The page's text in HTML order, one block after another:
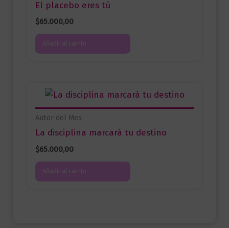
El placebo eres tú
$65.000,00
Añadir al carrito
Autor del Mes
La disciplina marcará tu destino
$65.000,00
Añadir al carrito